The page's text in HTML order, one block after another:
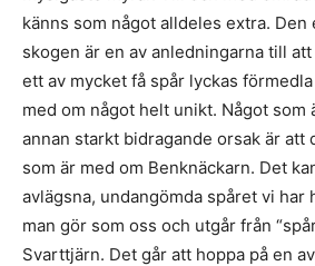
känns som något alldeles extra.
skogen är en av anledningarna till
ett av mycket få spår lyckas
med om något helt unikt. Något som
annan starkt bidragande orsak är att
som är med om Benknäckarn. Det
avlägsna, undangömda spåret vi har
man gör som oss och utgår från
Svarttjärn. Det går att hoppa på en